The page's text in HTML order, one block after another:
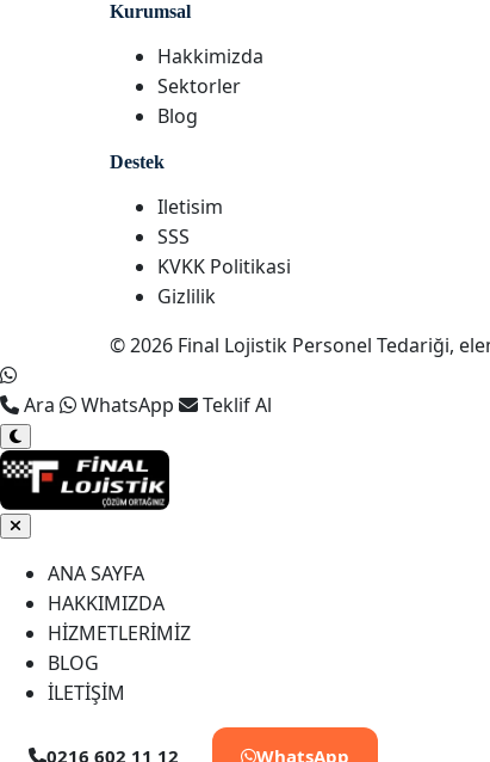
Kurumsal
Hakkimizda
Sektorler
Blog
Destek
Iletisim
SSS
KVKK Politikasi
Gizlilik
© 2026 Final Lojistik Personel Tedariği,
Ara WhatsApp Teklif Al
ANA SAYFA
HAKKIMIZDA
HİZMETLERİMİZ
BLOG
İLETİŞİM
0216 602 11 12 WhatsApp